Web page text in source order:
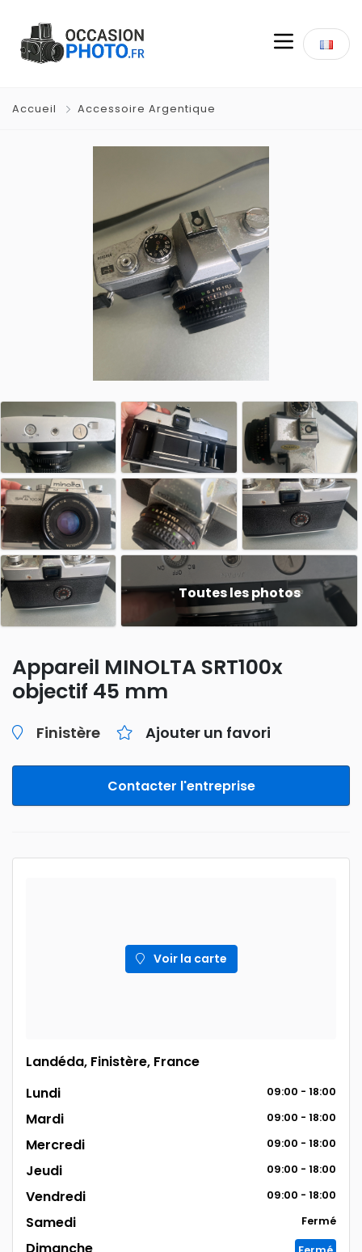
Accueil Accessoire Argentique
Toutes les photos
Appareil MINOLTA SRT100x
objectif 45 mm
Finistère Ajouter un favori
Contacter l'entreprise
Voir la carte
Landéda, Finistère, France
Lundi
09:00 - 18:00
Mardi 09:00 - 18:00
Mercredi 09:00 - 18:00
Jeudi 09:00 - 18:00
Vendredi 09:00 - 18:00
Samedi Fermé